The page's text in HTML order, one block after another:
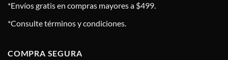
*Envíos gratis en compras mayores a $499.
*Consulte términos y condiciones.
COMPRA SEGURA